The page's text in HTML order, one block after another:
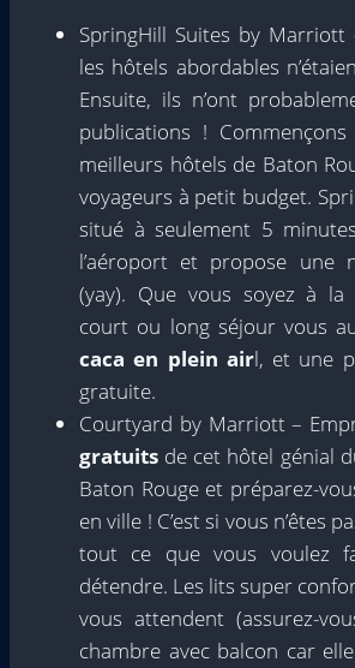
SpringHill Suites by
les hôtels abordables
Ensuite, ils n’ont
publications !
meilleurs hôtels de Baton
voyageurs à petit budget.
situé à seulement 5
l’aéroport et propose une
(yay). Que vous soyez à la
court ou long séjour vous
caca en plein airl, et une
gratuite.
Courtyard by Marriott –
gratuits de cet hôtel génial
Baton Rouge et préparez-
en ville ! C’est si vous n’êtes
tout ce que vous voulez
détendre. Les lits super
vous attendent (assurez-
chambre avec balcon car